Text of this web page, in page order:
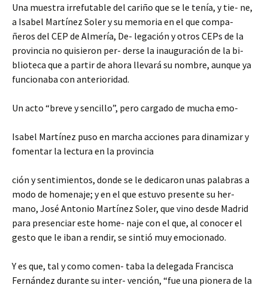
Una muestra irrefutable del cariño que se le tenía, y tie- ne,
a Isabel Martínez Soler y su memoria en el que compa-
ñeros del CEP de Almería, De- legación y otros CEPs de la
provincia no quisieron per- derse la inauguración de la bi-
blioteca que a partir de ahora llevará su nombre, aunque ya
funcionaba con anterioridad.
Un acto “breve y sencillo”, pero cargado de mucha emo-
Isabel Martínez puso en marcha acciones para dinamizar y
fomentar la lectura en la provincia
ción y sentimientos, donde se le dedicaron unas palabras a
modo de homenaje; y en el que estuvo presente su her-
mano, José Antonio Martínez Soler, que vino desde Madrid
para presenciar este home- naje con el que, al conocer el
gesto que le iban a rendir, se sintió muy emocionado.
Y es que, tal y como comen- taba la delegada Francisca
Fernández durante su inter- vención, “fue una pionera de la